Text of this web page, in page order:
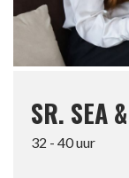
SR. SEA
32 - 40 uur